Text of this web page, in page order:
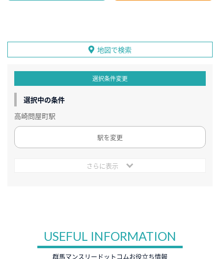
地図で検索
選択条件変更
選択中の条件
高崎問屋町駅
駅を変更
さらに表示
USEFUL INFORMATION
群馬マンスリードットコムお役立ち情報